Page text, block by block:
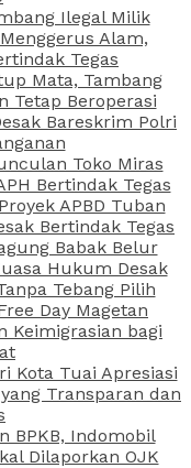
Ilegal Milik
Alam,
Tegas
Mata, Tambang
Tetap Beroperasi
Bareskrim Polri
Toko Miras
Bertindak Tegas
APBD Tuban
Bertindak Tegas
Babak Belur
Hukum Desak
Tebang Pilih
Day Magetan
Keimigrasian bagi
Kota Tuai Apresiasi
Transparan dan
BPKB, Indomobil
Dilaporkan OJK